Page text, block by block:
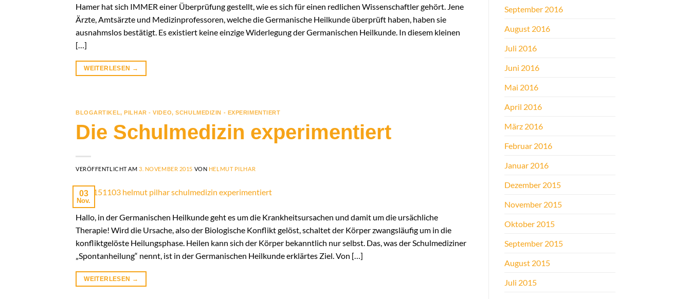
Hamer hat sich IMMER einer Überprüfung gestellt, wie es sich für einen redlichen Wissenschaftler gehört. Jene
Ärzte, Amtsärzte und Medizinprofessoren, welche die Germanische Heilkunde überprüft haben, haben sie
ausnahmslos bestätigt. Es existiert keine einzige Widerlegung der Germanischen Heilkunde. In diesem kleinen
[…]
WEITERLESEN →
BLOGARTIKEL, PILHAR - VIDEO,SCHULMEDIZIN - EXPERIMENTIERT
Die Schulmedizin experimentiert
VERÖFFENTLICHT AM3. NOVEMBER 2015 VON HELMUT PILHAR
03
Nov.
Hallo, in der Germanischen Heilkunde geht es um die Krankheitsursachen und damit um die ursächliche
Therapie! Wird die Ursache, also der Biologische Konflikt gelöst, schaltet der Körper zwangsläufig um in die
konfliktgelöste Heilungsphase. Heilen kann sich der Körper bekanntlich nur selbst. Das, was der Schulmediziner
„Spontanheilung“ nennt, ist in der Germanischen Heilkunde erklärtes Ziel. Von […]
WEITERLESEN →
September 2016
August 2016
Juli 2016
Juni 2016
Mai 2016
April 2016
März 2016
Februar 2016
Januar 2016
Dezember 2015
November 2015
Oktober 2015
September 2015
August 2015
Juli 2015